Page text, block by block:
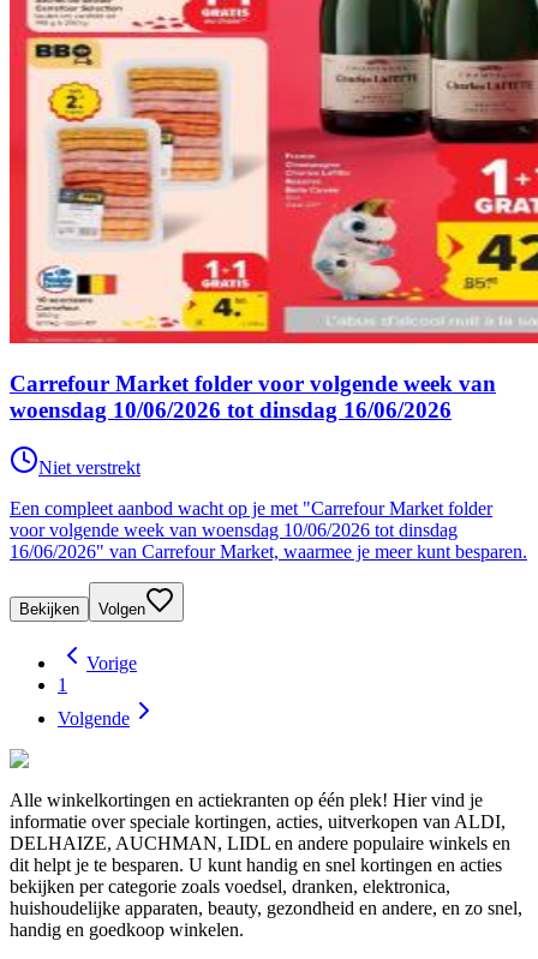
Carrefour Market folder voor volgende week van
woensdag 10/06/2026 tot dinsdag 16/06/2026
Niet verstrekt
Een compleet aanbod wacht op je met "Carrefour Market folder
voor volgende week van woensdag 10/06/2026 tot dinsdag
16/06/2026" van Carrefour Market, waarmee je meer kunt besparen.
Bekijken Volgen
Vorige
1
Volgende
Alle winkelkortingen en actiekranten op één plek! Hier vind je
informatie over speciale kortingen, acties, uitverkopen van ALDI,
DELHAIZE, AUCHMAN, LIDL en andere populaire winkels en
dit helpt je te besparen. U kunt handig en snel kortingen en acties
bekijken per categorie zoals voedsel, dranken, elektronica,
huishoudelijke apparaten, beauty, gezondheid en andere, en zo snel,
handig en goedkoop winkelen.